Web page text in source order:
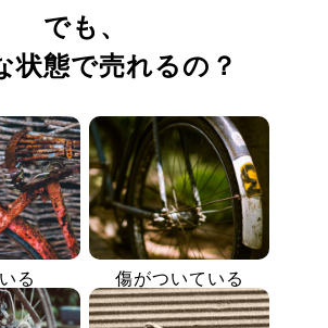
でも、
状態で売れるの？
る 傷がついている